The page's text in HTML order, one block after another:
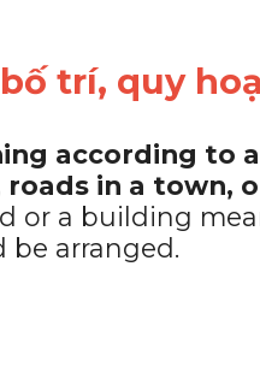
trí, quy
according to
in a town,
or a building
be arranged.